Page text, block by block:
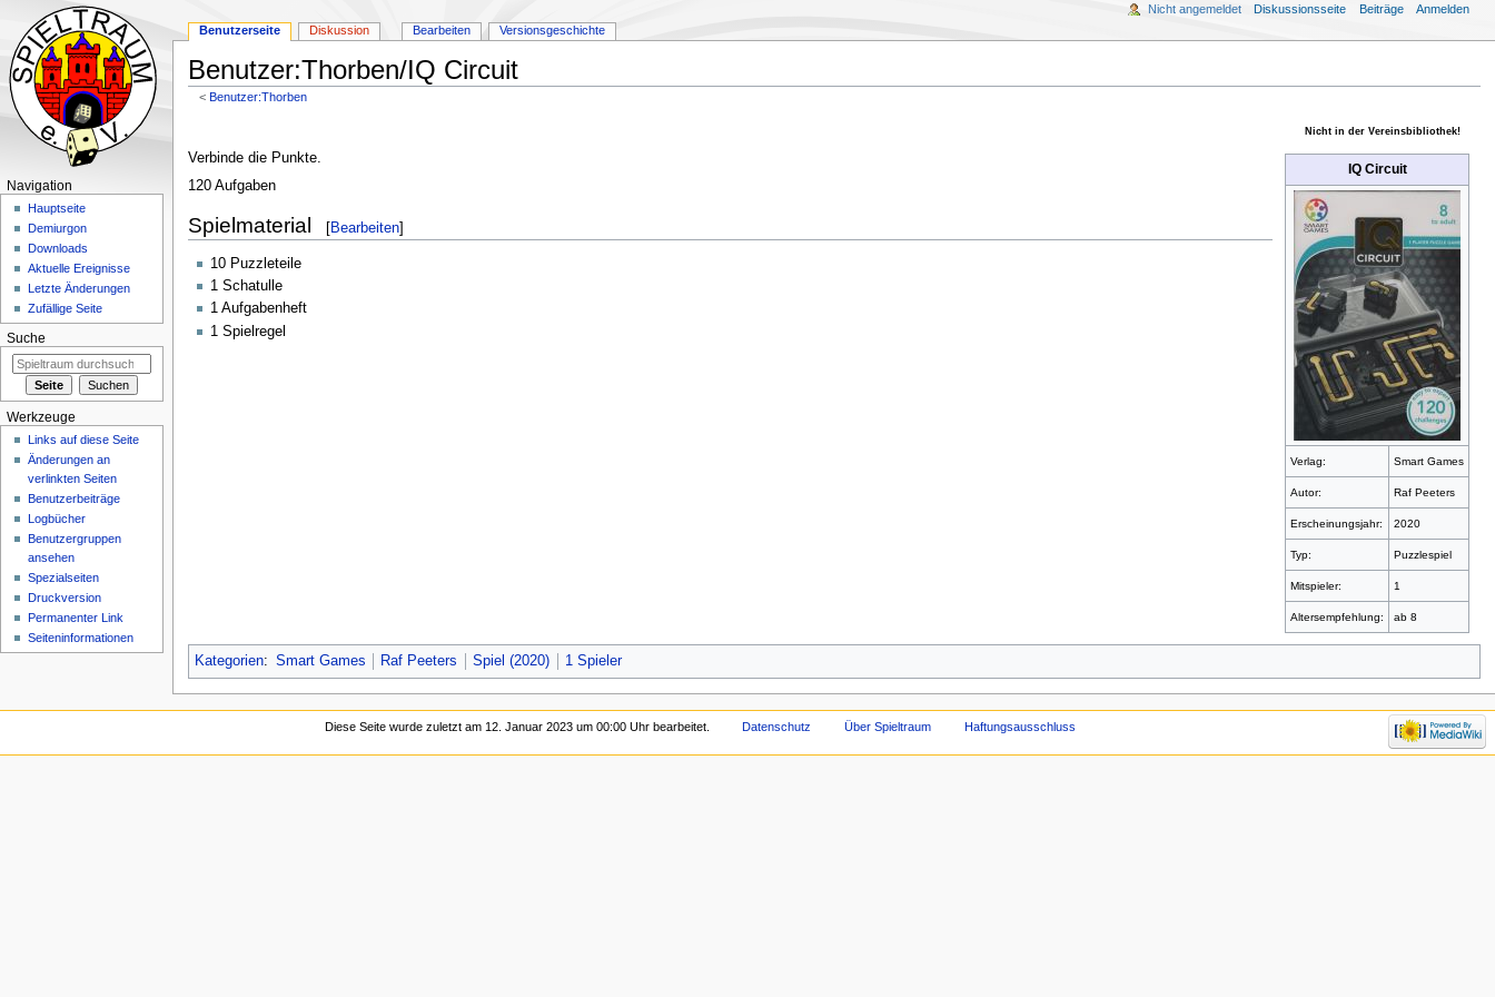
Benutzer:Thorben/IQ Circuit
<Benutzer:Thorben
Navigation
Suche
Nicht in der Vereinsbibliothek!
IQ Circuit
Verlag: Smart Games
Autor: Raf Peeters
Erscheinungsjahr: 2020
Typ: Puzzlespiel
Mitspieler: 1
Altersempfehlung: ab 8
Verbinde die Punkte.
120 Aufgaben
Spielmaterial [Bearbeiten]
10 Puzzleteile
1 Schatulle
1 Aufgabenheft
1 Spielregel
Kategorien: Smart Games Raf Peeters Spiel (2020) 1 Spieler
Benutzerseite Diskussion Bearbeiten Versionsgeschichte
Nicht angemeldet Diskussionsseite Beiträge Anmelden
Navigation
Hauptseite
Demiurgon
Downloads
Aktuelle Ereignisse
Letzte Änderungen
Zufällige Seite
Suche
Werkzeuge
Links auf diese Seite
Änderungen an
verlinkten Seiten
Benutzerbeiträge
Logbücher
Benutzergruppen
ansehen
Spezialseiten
Druckversion
Permanenter Link
Seiten­informationen
Diese Seite wurde zuletzt am 12. Januar 2023 um 00:00 Uhr bearbeitet. Datenschutz Über Spieltraum Haftungsausschluss